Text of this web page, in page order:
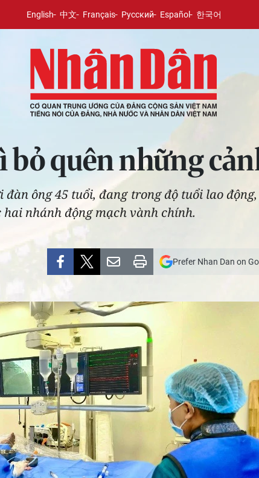
English 中文 Français Русский Español 한국어
bỏ quên những
đàn ông 45 tuổi, đang trong độ tuổi lao
nhánh động mạch vành chính.
Prefer Nhan Dan on